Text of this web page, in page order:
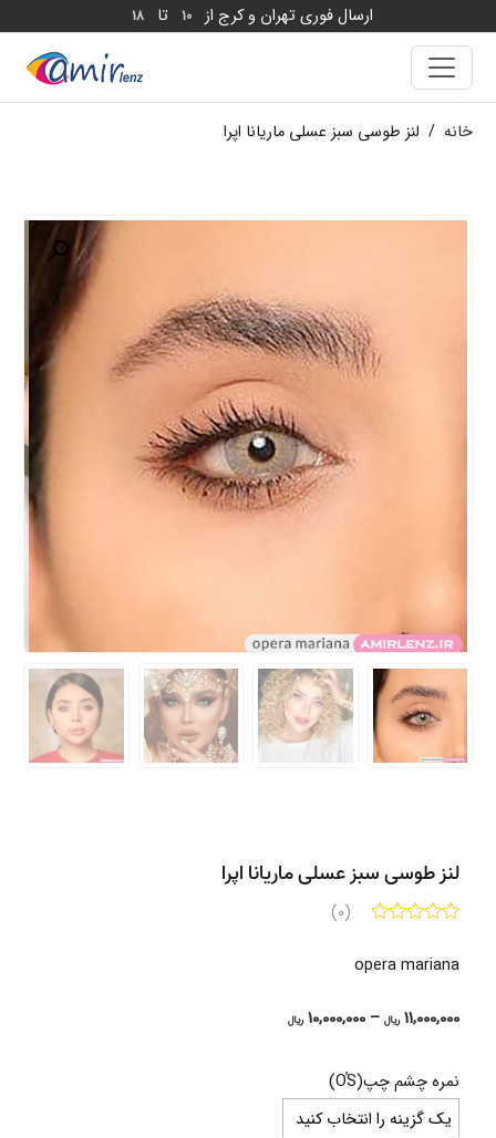
ارسال فوری تهران و کرج از 10 تا 18
خانه / لنز طوسی سبز عسلی ماریانا اپرا
لنز طوسی سبز عسلی ماریانا اپرا
(0)
opera mariana
11,000,000 ریال –
10,000,000 ریالPrice
نمره چشم چپ(OُS)